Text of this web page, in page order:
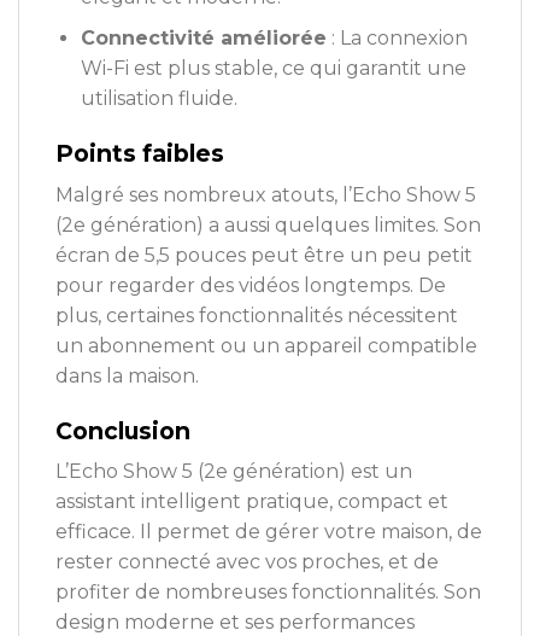
Connectivité améliorée : La connexion
Wi-Fi est plus stable, ce qui garantit une
utilisation fluide.
Points faibles
Malgré ses nombreux atouts, l’Echo Show 5
(2e génération) a aussi quelques limites. Son
écran de 5,5 pouces peut être un peu petit
pour regarder des vidéos longtemps. De
plus, certaines fonctionnalités nécessitent
un abonnement ou un appareil compatible
dans la maison.
Conclusion
L’Echo Show 5 (2e génération) est un
assistant intelligent pratique, compact et
efficace. Il permet de gérer votre maison, de
rester connecté avec vos proches, et de
profiter de nombreuses fonctionnalités. Son
design moderne et ses performances